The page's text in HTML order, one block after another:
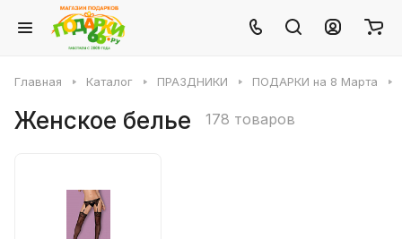
Главная Каталог ПРАЗДНИКИ ПОДАРКИ на 8 Марта
Женское белье 178 товаров